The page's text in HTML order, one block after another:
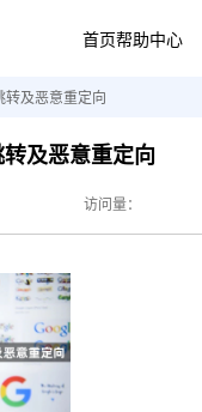
首页帮助中心
及恶意重定向
及恶意重定向
访问量：